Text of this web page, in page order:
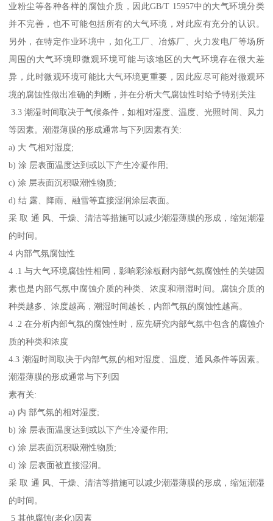
业粉尘等各种各样的腐蚀介质，因此GB/T 15957中的大气环境分类
并不完善，也不可能包括所有的大气环境，对此应有充分的认识。
另外，在特定作业环境中，如化工厂、冶炼厂、火力发电厂等场所
周围的大气环境即微观环境可能与该地区的大气环境存在很大差
异，此时微观环境可能比大气环境更重要，因此应尽可能对微观环
境的腐蚀性做出准确的判断，并在分析大气腐蚀性时给予特别关注
3.3 潮湿时间取决于气候条件，如相对湿度、温度、光照时间、风力
等因素。潮湿薄膜的形成通常与下列因素有关:
a) 大 气相对湿度;
b) 涂 层表面温度达到或以下产生冷凝作用;
c) 涂 层表面沉积吸潮性物质;
d) 结 露、降雨、融雪等直接湿润涂层表面。
采 取 通 风、干燥、清洁等措施可以减少潮湿薄膜的形成，缩短潮湿
的时间。
4 内部气氛腐蚀性
4 .1 与大气环境腐蚀性相同，影响彩涂板耐内部气氛腐蚀性的关键因
素也是内部气氛中腐蚀介质的种类、浓度和潮湿时间。腐蚀介质的
种类越多、浓度越高，潮湿时间越长，内部气氛的腐蚀性越高。
4 .2 在分析内部气氛的腐蚀性时，应先研究内部气氛中包含的腐蚀介
质的种类和浓度
4.3 潮湿时间取决于内部气氛的相对湿度、温度、通风条件等因素。
潮湿薄膜的形成通常与下列因
素有关:
a) 内 部气氛的相对湿度;
b) 涂 层表面温度达到或以下产生冷凝作用;
c) 涂 层表面沉积吸潮性物质;
d) 涂 层表面被直接湿润。
采 取 通 风、干燥、清洁等措施可以减少潮湿薄膜的形成，缩短潮湿
的时间。
5 其他腐蚀(老化)因素